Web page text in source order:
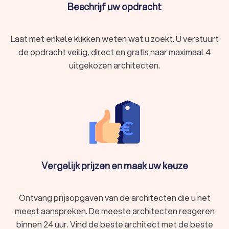
kunt u eenvoudig de architectenbureaus vergelijken en
degene kiezen die het beste bij u past.
Beschrijf uw opdracht
Laat met enkele klikken weten wat u zoekt. U verstuurt
de opdracht veilig, direct en gratis naar maximaal 4
uitgekozen architecten.
Vergelijk prijzen en maak uw keuze
Ontvang prijsopgaven van de architecten die u het
meest aanspreken. De meeste architecten reageren
binnen 24 uur. Vind de beste architect met de beste